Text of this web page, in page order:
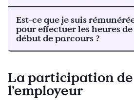
Est-ce que je suis
pour effectuer les heures de
début de parcours ?
La participation de
l’employeur